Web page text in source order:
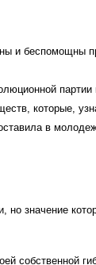
и беспомощны
которые,
в
значение
собственной